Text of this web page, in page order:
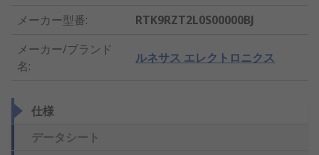
メーカー型番:
RTK9RZT2L0S00000BJ
メーカー/ブランド
名:
ルネサス エレクトロニクス
仕様
データシート